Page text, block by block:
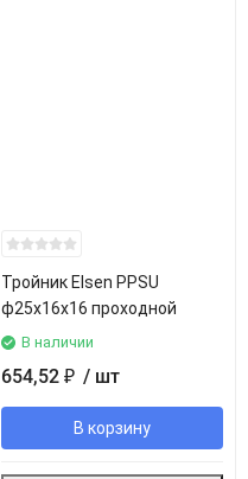
Тройник Elsen PPSU
ф25х16х16 проходной
В наличии
654,52 ₽ / шт
В корзину